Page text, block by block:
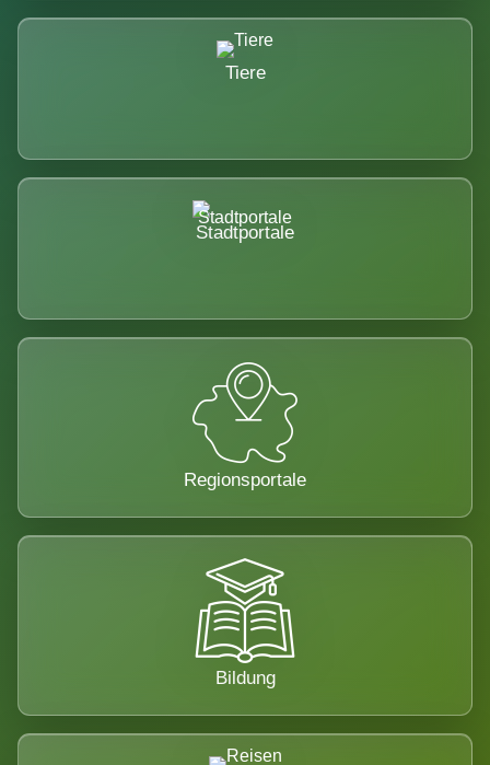
Tiere
Stadtportale
Regionsportale
Bildung